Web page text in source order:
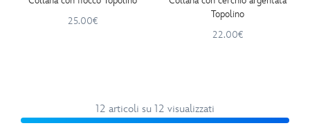
25.00€
Topolino
22.00€
12 articoli su 12 visualizzati